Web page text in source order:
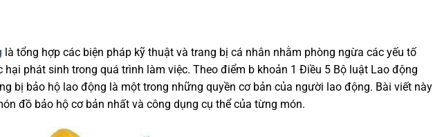
là tổng hợp các biện pháp kỹ thuật và trang bị cá nhân nhằm phòng ngừa các yếu tố
hại phát sinh trong quá trình làm việc. Theo điểm b khoản 1 Điều 5 Bộ luật Lao động
bị bảo hộ lao động là một trong những quyền cơ bản của người lao động. Bài viết này
đồ bảo hộ cơ bản nhất và công dụng cụ thể của từng món.